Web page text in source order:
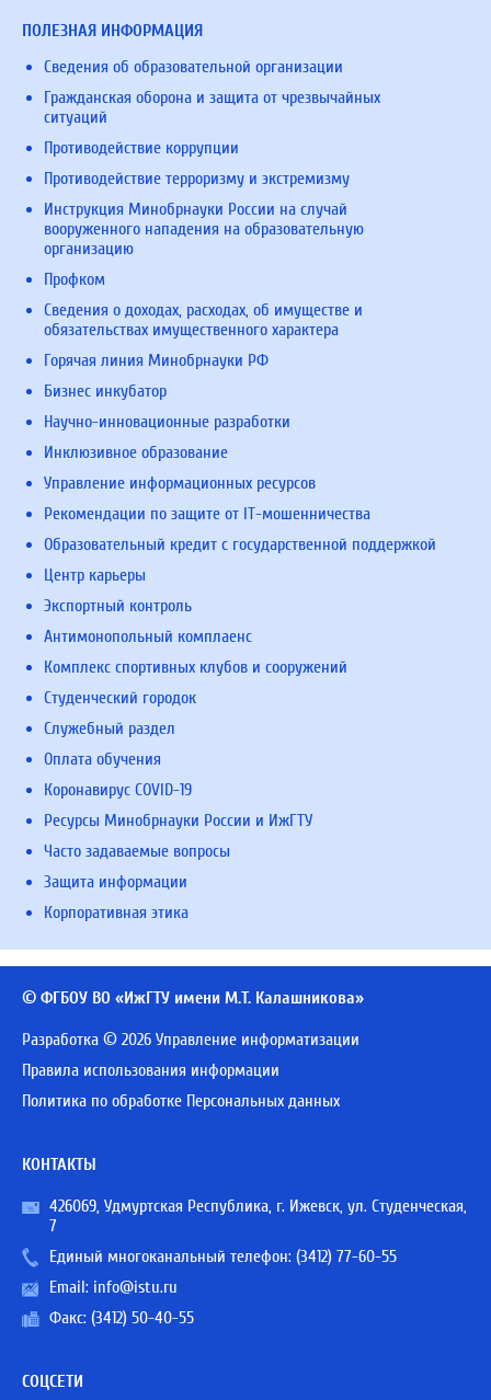
ПОЛЕЗНАЯ ИНФОРМАЦИЯ
Сведения об образовательной организации
Гражданская оборона и защита от чрезвычайных
ситуаций
Противодействие коррупции
Противодействие терроризму и экстремизму
Инструкция Минобрнауки России на случай
вооруженного нападения на образовательную
организацию
Профком
Сведения о доходах, расходах, об имуществе и
обязательствах имущественного характера
Горячая линия Минобрнауки РФ
Бизнес инкубатор
Научно-инновационные разработки
Инклюзивное образование
Управление информационных ресурсов
Рекомендации по защите от IT-мошенничества
Образовательный кредит с государственной поддержкой
Центр карьеры
Экспортный контроль
Антимонопольный комплаенс
Комплекс спортивных клубов и сооружений
Студенческий городок
Служебный раздел
Оплата обучения
Коронавирус COVID-19
Ресурсы Минобрнауки России и ИжГТУ
Часто задаваемые вопросы
Защита информации
Корпоративная этика
© ФГБОУ ВО «ИжГТУ имени М.Т. Калашникова»
Разработка © 2026 Управление информатизации
Правила использования информации
Политика по обработке Персональных данных
КОНТАКТЫ
426069, Удмуртская Республика, г. Ижевск, ул. Студенческая,
7
Единый многоканальный телефон: (3412) 77-60-55
Email: info@istu.ru
Факс: (3412) 50-40-55
СОЦСЕТИ